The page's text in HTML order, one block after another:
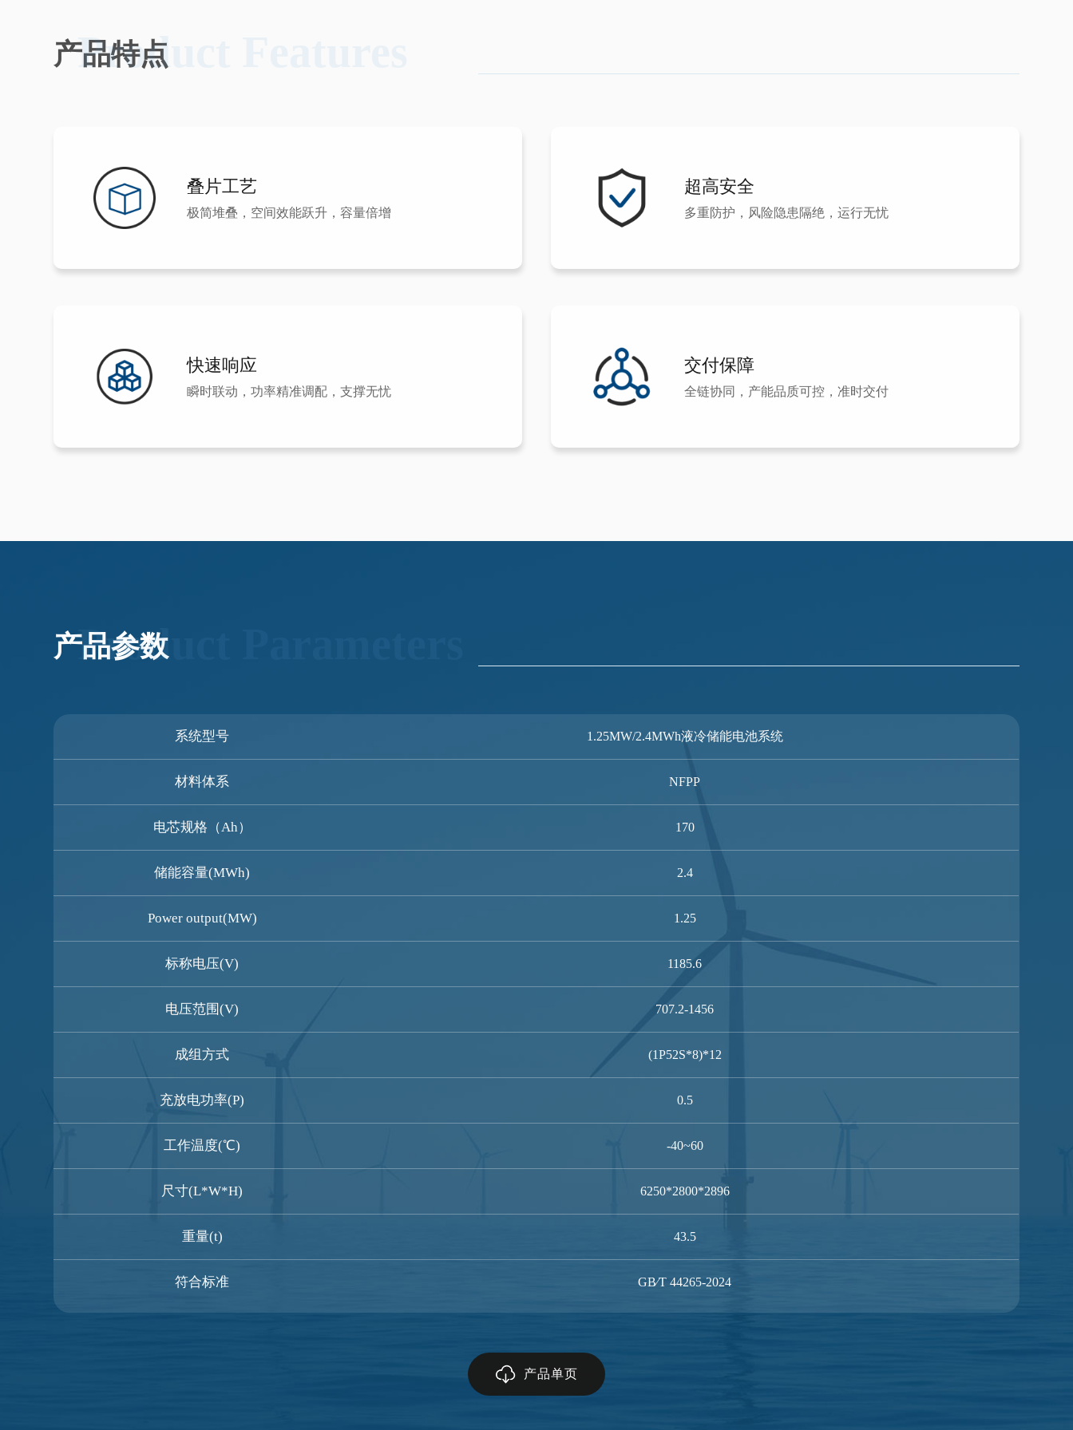
产品特点
Product Features
叠片工艺
极简堆叠，空间效能跃升，容量倍增
超高安全
多重防护，风险隐患隔绝，运行无忧
快速响应
瞬时联动，功率精准调配，支撑无忧
交付保障
全链协同，产能品质可控，准时交付
产品参数
Product Parameters
系统型号 1.25MW/2.4MWh液冷储能电池系统
材料体系 NFPP
电芯规格（Ah） 170
储能容量(MWh) 2.4
Power output(MW) 1.25
标称电压(V) 1185.6
电压范围(V) 707.2-1456
成组方式 (1P52S*8)*12
充放电功率(P) 0.5
工作温度(℃) -40~60
尺寸(L*W*H) 6250*2800*2896
重量(t) 43.5
符合标准 GB∕T 44265-2024
产品单页